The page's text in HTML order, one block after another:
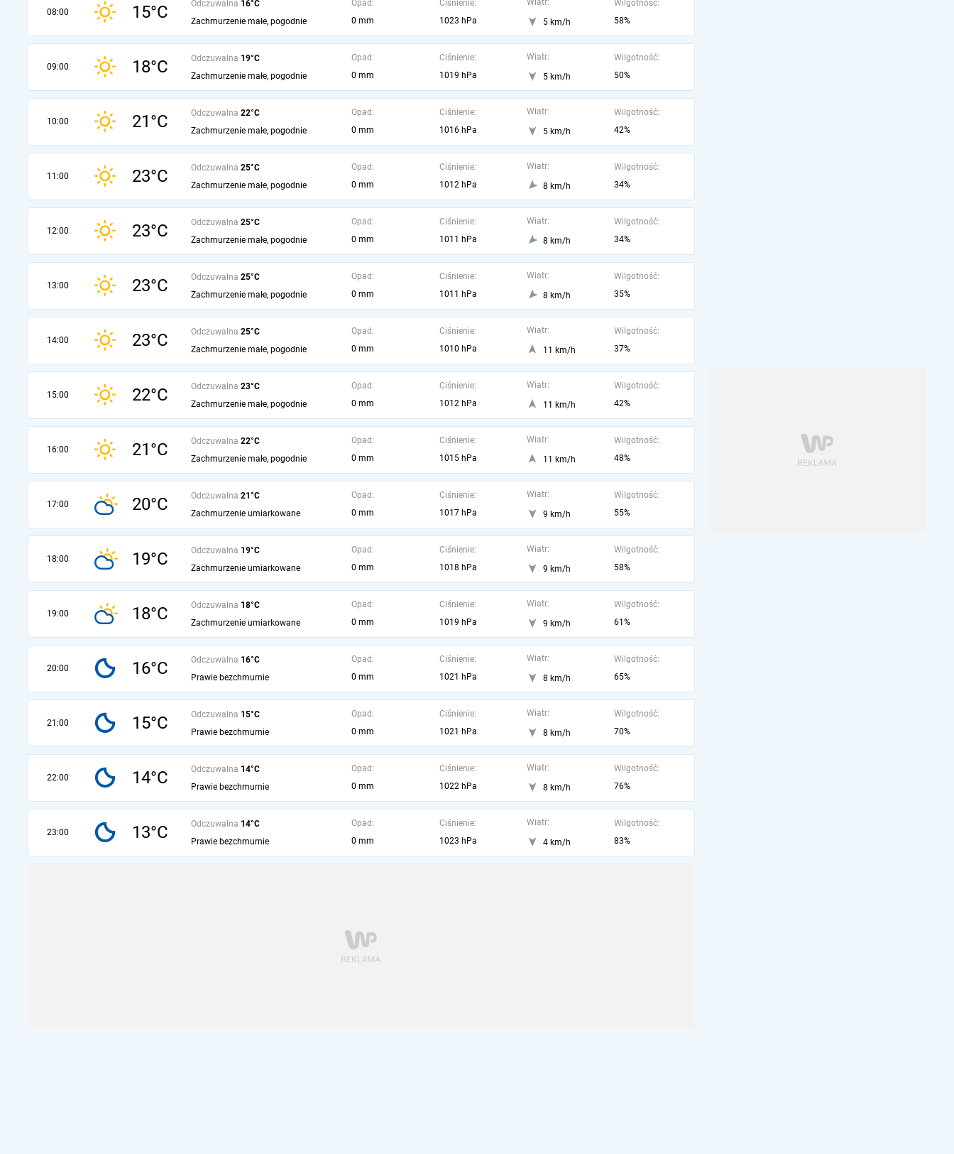
08:00 15°C Odczuwalna 16°C
Zachmurzenie małe, pogodnie
Opad:
0 mm
Ciśnienie:
1023 hPa
Wiatr:
5 km/h
Wilgotność:
58%
09:00 18°C Odczuwalna 19°C
Zachmurzenie małe, pogodnie
Opad:
0 mm
Ciśnienie:
1019 hPa
Wiatr:
5 km/h
Wilgotność:
50%
10:00 21°C Odczuwalna 22°C
Zachmurzenie małe, pogodnie
Opad:
0 mm
Ciśnienie:
1016 hPa
Wiatr:
5 km/h
Wilgotność:
42%
11:00 23°C Odczuwalna 25°C
Zachmurzenie małe, pogodnie
Opad:
0 mm
Ciśnienie:
1012 hPa
Wiatr:
8 km/h
Wilgotność:
34%
12:00 23°C Odczuwalna 25°C
Zachmurzenie małe, pogodnie
Opad:
0 mm
Ciśnienie:
1011 hPa
Wiatr:
8 km/h
Wilgotność:
34%
13:00 23°C Odczuwalna 25°C
Zachmurzenie małe, pogodnie
Opad:
0 mm
Ciśnienie:
1011 hPa
Wiatr:
8 km/h
Wilgotność:
35%
14:00 23°C Odczuwalna 25°C
Zachmurzenie małe, pogodnie
Opad:
0 mm
Ciśnienie:
1010 hPa
Wiatr:
11 km/h
Wilgotność:
37%
15:00 22°C Odczuwalna 23°C
Zachmurzenie małe, pogodnie
Opad:
0 mm
Ciśnienie:
1012 hPa
Wiatr:
11 km/h
Wilgotność:
42%
16:00 21°C Odczuwalna 22°C
Zachmurzenie małe, pogodnie
Opad:
0 mm
Ciśnienie:
1015 hPa
Wiatr:
11 km/h
Wilgotność:
48%
17:00 20°C Odczuwalna 21°C
Zachmurzenie umiarkowane
Opad:
0 mm
Ciśnienie:
1017 hPa
Wiatr:
9 km/h
Wilgotność:
55%
18:00 19°C Odczuwalna 19°C
Zachmurzenie umiarkowane
Opad:
0 mm
Ciśnienie:
1018 hPa
Wiatr:
9 km/h
Wilgotność:
58%
19:00 18°C Odczuwalna 18°C
Zachmurzenie umiarkowane
Opad:
0 mm
Ciśnienie:
1019 hPa
Wiatr:
9 km/h
Wilgotność:
61%
20:00 16°C Odczuwalna 16°C
Prawie bezchmurnie
Opad:
0 mm
Ciśnienie:
1021 hPa
Wiatr:
8 km/h
Wilgotność:
65%
21:00 15°C Odczuwalna 15°C
Prawie bezchmurnie
Opad:
0 mm
Ciśnienie:
1021 hPa
Wiatr:
8 km/h
Wilgotność:
70%
22:00 14°C Odczuwalna 14°C
Prawie bezchmurnie
Opad:
0 mm
Ciśnienie:
1022 hPa
Wiatr:
8 km/h
Wilgotność:
76%
23:00 13°C Odczuwalna 14°C
Prawie bezchmurnie
Opad:
0 mm
Ciśnienie:
1023 hPa
Wiatr:
4 km/h
Wilgotność:
83%